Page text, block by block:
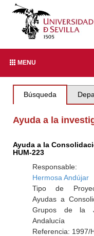
MENU
Búsqueda
Ayuda a la
Ayuda a la
HUM-223
Hermosa Andújar
Tipo de
Ayudas a
Grupos de la
Andalucía
Referencia: 1997/